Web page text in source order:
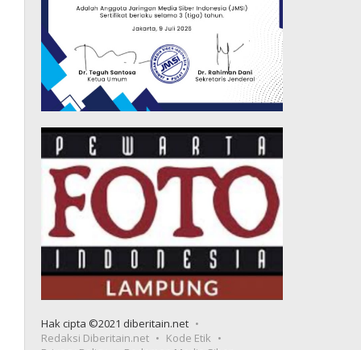
Hak cipta ©2021 diberitain.net
Redaksi Diberitain.net
Kode Etik